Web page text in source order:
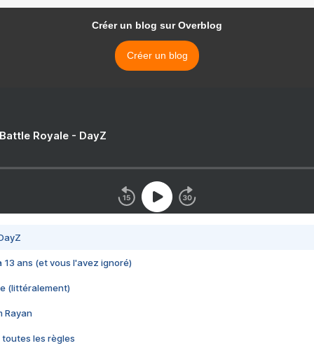
Créer un blog sur Overblog
Créer un blog
Royale - DayZ
13 ans (et vous l'avez ignoré)
(littéralement)
Rayan
toutes les règles